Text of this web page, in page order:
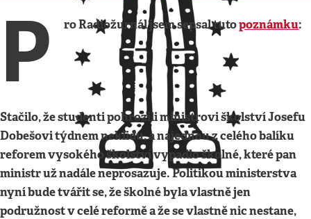
P ro Radiožurnál jsem sepsal tutopoznámku:
Stačilo, že studenti pohrozili ministrovi školství Josefu
Dobešovi týdnem neklidu, a najednou z celého balíku
reforem vysokého školství vypadlo školné, které pan
ministr už nadále neprosazuje. Politikou ministerstva
nyní bude tvářit se, že školné byla vlastně jen
podružnost v celé reformě a že se vlastně nic nestane,